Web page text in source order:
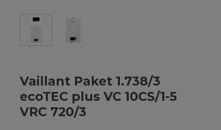
Vaillant Paket 1.738/3
ecoTEC plus VC 10CS/1-5
VRC 720/3